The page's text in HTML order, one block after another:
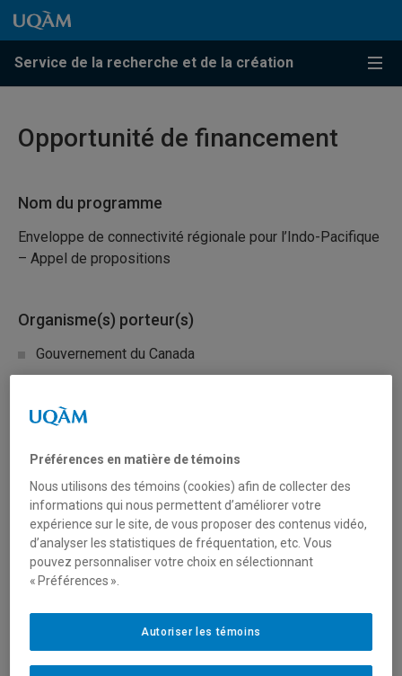
Passer au contenu
Accéder au menu principal
Accéder à la recherche
Passer au contenu
Accéder au menu principal
Service de la recherche et de la création
Menu
Opportunité de financement
Nom du programme
Enveloppe de connectivité régionale pour l’Indo-Pacifique
– Appel de propositions
Organisme(s) porteur(s)
Gouvernement du Canada
Organisme(s) partenaire(s)
Nature du financement
International
Mobilisation des connaissances (réseautage, transfert
et diffusion)
Préférences en matière de témoins
Nous utilisons des témoins (cookies) afin de collecter des
informations qui nous permettent d’améliorer votre
expérience sur le site, de vous proposer des contenus vidéo,
d’analyser les statistiques de fréquentation, etc. Vous
pouvez personnaliser votre choix en sélectionnant
« Préférences ».
Autoriser les témoins